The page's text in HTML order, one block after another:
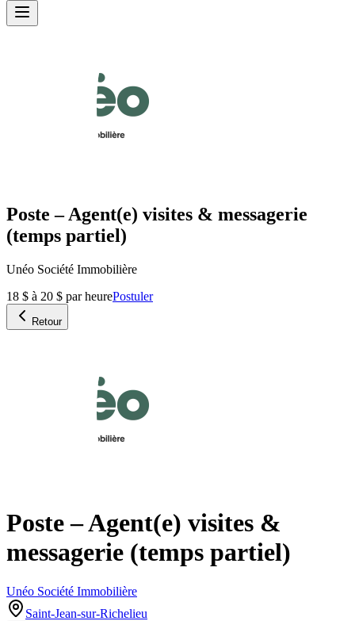
Poste – Agent(e) visites & messagerie
(temps partiel)
Unéo Société Immobilière
18 $ à 20 $ par heurePostuler
Retour
Poste – Agent(e) visites &
messagerie (temps partiel)
Unéo Société Immobilière
Saint-Jean-sur-Richelieu